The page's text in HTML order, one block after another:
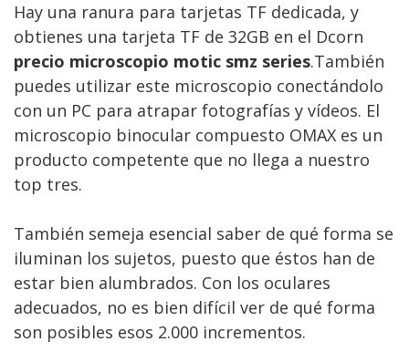
Hay una ranura para tarjetas TF dedicada, y
obtienes una tarjeta TF de 32GB en el Dcorn
precio microscopio motic smz series.También
puedes utilizar este microscopio conectándolo
con un PC para atrapar fotografías y vídeos. El
microscopio binocular compuesto OMAX es un
producto competente que no llega a nuestro
top tres.
También semeja esencial saber de qué forma se
iluminan los sujetos, puesto que éstos han de
estar bien alumbrados. Con los oculares
adecuados, no es bien difícil ver de qué forma
son posibles esos 2.000 incrementos.